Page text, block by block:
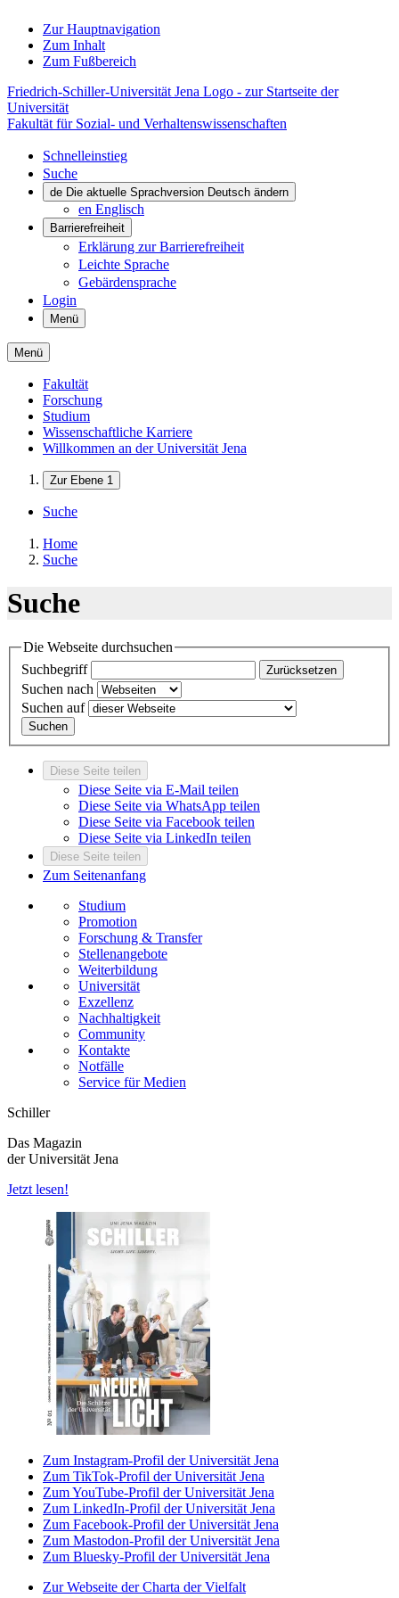
Zur Hauptnavigation
Zum Inhalt
Zum Fußbereich
Friedrich-Schiller-Universität Jena Logo - zur Startseite der
Universität
Fakultät für Sozial- und Verhaltenswissenschaften
Schnelleinstieg
Suche
de Die aktuelle Sprachversion Deutsch ändern
en Englisch
Barrierefreiheit
Erklärung zur Barrierefreiheit
Leichte Sprache
Gebärdensprache
Login
Menü
Menü
Fakultät
Forschung
Studium
Wissenschaftliche Karriere
Willkommen an der Universität Jena
Zur Ebene 1
Suche
Home
Suche
Suche
Die Webseite durchsuchen
Suchbegriff
Zurücksetzen
Suchen nach
Suchen auf
Suchen
Diese Seite teilen
Diese Seite via E-Mail teilen
Diese Seite via WhatsApp teilen
Diese Seite via Facebook teilen
Diese Seite via LinkedIn teilen
Diese Seite teilen
Zum Seitenanfang
Studium
Promotion
Forschung & Transfer
Stellenangebote
Weiterbildung
Universität
Exzellenz
Nachhaltigkeit
Community
Kontakte
Notfälle
Service für Medien
Schiller
Das Magazin
der Universität Jena
Jetzt lesen!
Zum Instagram-Profil der Universität Jena
Zum TikTok-Profil der Universität Jena
Zum YouTube-Profil der Universität Jena
Zum LinkedIn-Profil der Universität Jena
Zum Facebook-Profil der Universität Jena
Zum Mastodon-Profil der Universität Jena
Zum Bluesky-Profil der Universität Jena
Zur Webseite der Charta der Vielfalt